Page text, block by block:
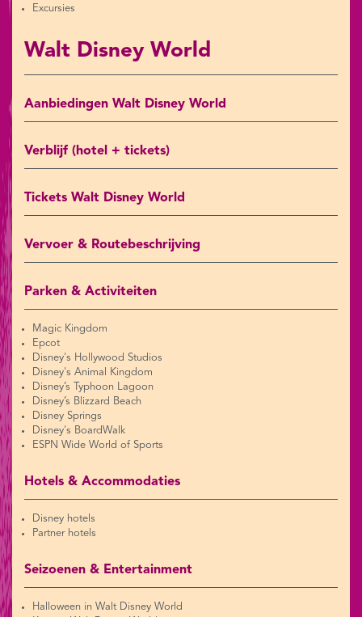
Excursies
Walt Disney World
Aanbiedingen Walt Disney World
Verblijf (hotel + tickets)
Tickets Walt Disney World
Vervoer & Routebeschrijving
Parken & Activiteiten
Magic Kingdom
Epcot
Disney's Hollywood Studios
Disney's Animal Kingdom
Disney’s Typhoon Lagoon
Disney’s Blizzard Beach
Disney Springs
Disney's BoardWalk
ESPN Wide World of Sports
Hotels & Accommodaties
Disney hotels
Partner hotels
Seizoenen & Entertainment
Halloween in Walt Disney World